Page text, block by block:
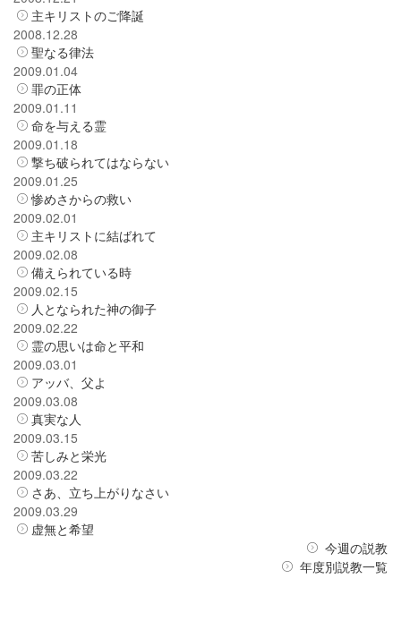
主キリストのご降誕
2008.12.28
聖なる律法
2009.01.04
罪の正体
2009.01.11
命を与える霊
2009.01.18
撃ち破られてはならない
2009.01.25
惨めさからの救い
2009.02.01
主キリストに結ばれて
2009.02.08
備えられている時
2009.02.15
人となられた神の御子
2009.02.22
霊の思いは命と平和
2009.03.01
アッバ、父よ
2009.03.08
真実な人
2009.03.15
苦しみと栄光
2009.03.22
さあ、立ち上がりなさい
2009.03.29
虚無と希望
今週の説教
年度別説教一覧